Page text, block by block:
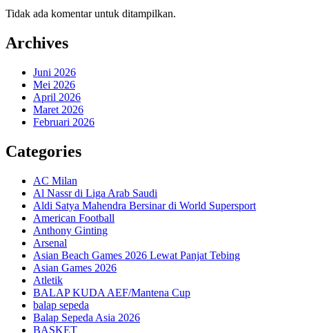
Tidak ada komentar untuk ditampilkan.
Archives
Juni 2026
Mei 2026
April 2026
Maret 2026
Februari 2026
Categories
AC Milan
Al Nassr di Liga Arab Saudi
Aldi Satya Mahendra Bersinar di World Supersport
American Football
Anthony Ginting
Arsenal
Asian Beach Games 2026 Lewat Panjat Tebing
Asian Games 2026
Atletik
BALAP KUDA AEF/Mantena Cup
balap sepeda
Balap Sepeda Asia 2026
BASKET